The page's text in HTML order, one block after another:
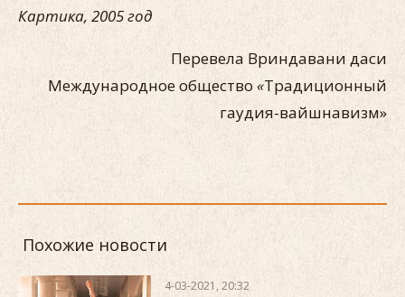
Картика‭, 2005 год
Перевела Вриндавани даси
Международное общество «Традиционный
гаудия-вайшнавизм»
Похожие новости
4-03-2021, 20:32